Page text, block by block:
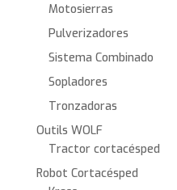
Motosierras
Pulverizadores
Sistema Combinado
Sopladores
Tronzadoras
Outils WOLF
Tractor cortacésped
Robot Cortacésped